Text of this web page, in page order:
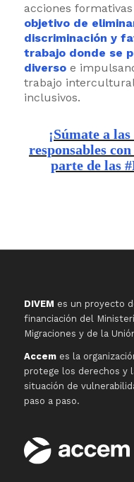
acciones
objetivo de
discriminación y
trabajo donde se
diversoe
trabajo
inclusivos.
¡Súmate a
responsables
parte de las
DIVEM es un proyecto
financiación del
Migraciones y de la
Accemes la
protege los derechos y
situación de
paso a paso.